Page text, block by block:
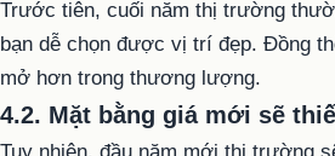
Trước tiên, cuối năm thị trường
bạn dễ chọn được vị trí đẹp. Đồng
mở hơn trong thương lượng.
4.2. Mặt bằng giá mới sẽ